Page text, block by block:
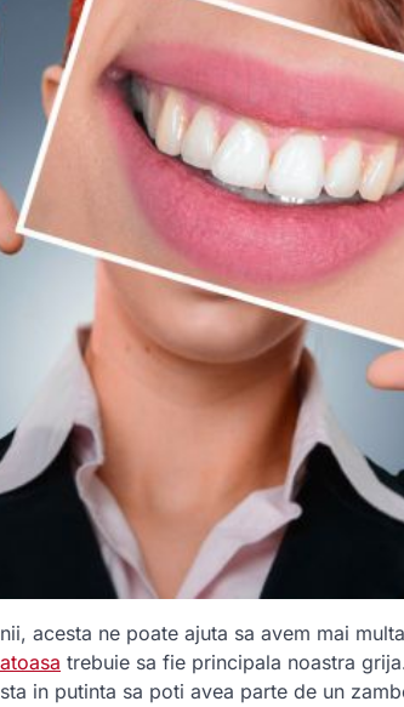
acesta ne poate ajuta sa avem mai
trebuie sa fie principala noastra
in putinta sa poti avea parte de un